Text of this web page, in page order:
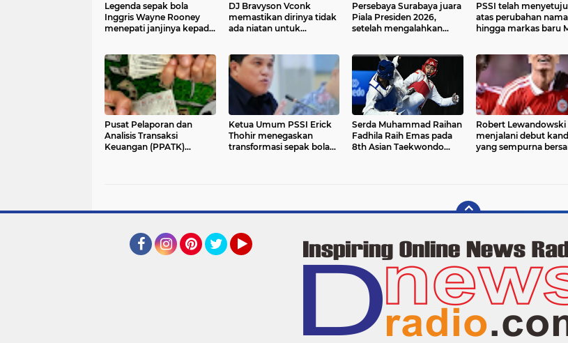
Legenda sepak bola
Inggris Wayne Rooney
menepati janjinya kepada
viking row di Sungai
Hudson, New York
DJ Bravyson Vconk
memastikan dirinya tidak
ada niatan untuk
Persebaya Surabaya juara
Piala Presiden 2026,
setelah mengalahkan
laga final. Green Force
menang 6-5 setelah
kedua tim bermain
imbang 1-1 hingga 120
menit
PSSI telah
atas perubahan nama
hingga markas baru
Pusat Pelaporan dan
Analisis Transaksi
Keuangan (PPATK)
2026.
Ketua Umum PSSI Erick
Thohir menegaskan
transformasi sepak bola
Serda Muhammad Raihan
Fadhila Raih Emas pada
8th Asian Taekwondo
Robert Lewandowski
menjalani debut
yang sempurna